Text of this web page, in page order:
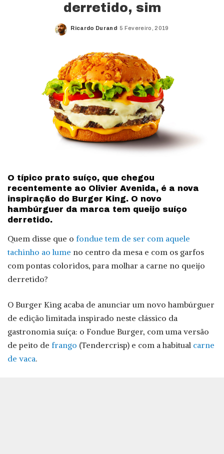
derretido, sim
Posted
Ricardo Durand 5 Fevereiro, 2019
O típico prato suíço, que chegou
recentemente ao Olivier Avenida, é a nova
inspiração do Burger King. O novo
hambúrguer da marca tem queijo suíço
derretido.
Quem disse que o fondue tem de ser com aquele
tachinho ao lume no centro da mesa e com os garfos
com pontas coloridos, para molhar a carne no queijo
derretido?
O Burger King acaba de anunciar um novo hambúrguer
de edição limitada inspirado neste clássico da
gastronomia suíça: o Fondue Burger, com uma versão
de peito de frango (Tendercrisp) e com a habitual carne
de vaca.